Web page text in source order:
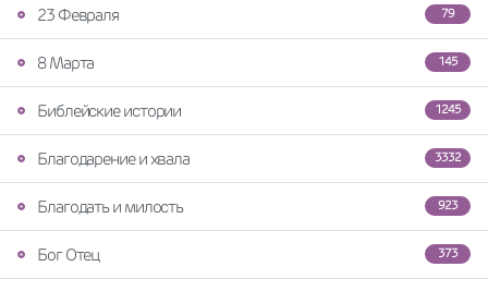
79
23 Февраля
145
8 Марта
1245
Библейские истории
3332
Благодарение и хвала
923
Благодать и милость
373
Бог Отец